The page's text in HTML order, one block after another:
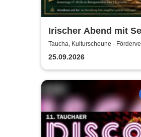
Irischer Abend mit
Sober Company |
& Whisky in der
Kulturscheune
Taucha, Kulturscheune -
Rittergutschloss Taucha e.V.
25.09.2026